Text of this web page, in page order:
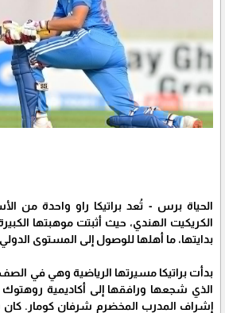
الحياة برس - تُعد براتيكا راو واحدة من
الكريكيت الهندي، حيث أثبتت موهبتها
بدايتها، ما أهلها للوصول إلى المستوى
بدأت براتيكا مسيرتها الرياضية وهي في
الذي شجعها ورافقها إلى أكاديمية
إشراف المدرب المخضرم شرفان كومار. كان